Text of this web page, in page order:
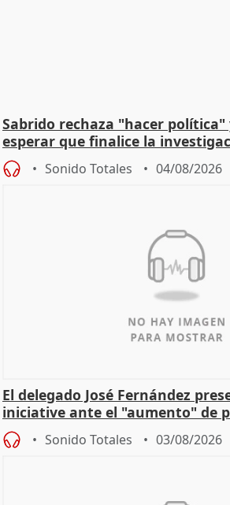
Sabrido rechaza "hacer política"
esperar que finalice la
Sonido Totales 04/08/2026
El delegado José Fernández
iniciative ante el "aumento" de
hogar en Madri
Sonido Totales 03/08/2026